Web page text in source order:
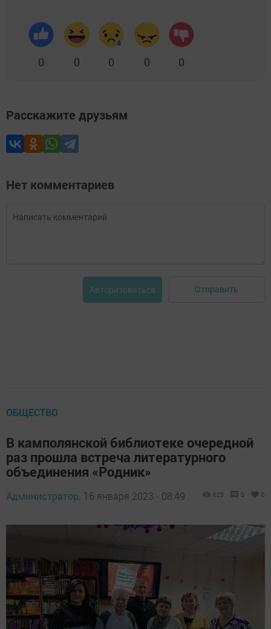
0 0 0 0 0
Расскажите друзьям
Нет комментариев
Авторизоваться Отправить
ОБЩЕСТВО
В камполянской библиотеке очередной
раз прошла встреча литературного
объединения «Родник»
Администратор, 16 января 2023 - 08:49 623 0 0